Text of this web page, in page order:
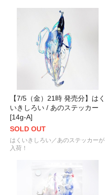
【7/5（金）21時 発売分】はく
いきしろい / あのステッカー
[14g-A]
SOLD OUT
はくいきしろい／あのステッカーが
入荷！